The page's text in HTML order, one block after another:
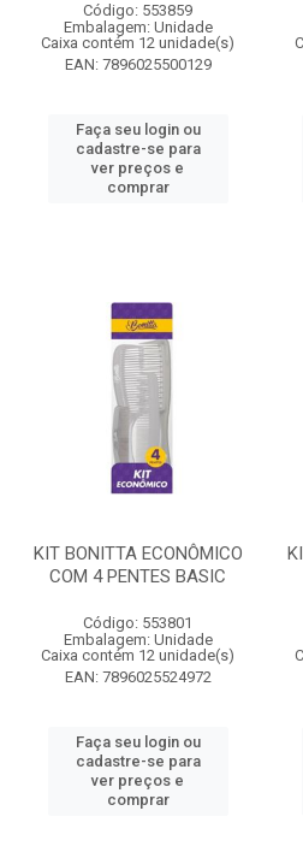
Código: 553859
Embalagem: Unidade
Caixa contém 12 unidade(s)
EAN: 7896025500129
Faça seu login ou
cadastre-se para
ver preços e
comprar
KIT BONITTA ECONÔMICO
COM 4 PENTES BASIC
Código: 553801
Embalagem: Unidade
Caixa contém 12 unidade(s)
EAN: 7896025524972
Faça seu login ou
cadastre-se para
ver preços e
comprar